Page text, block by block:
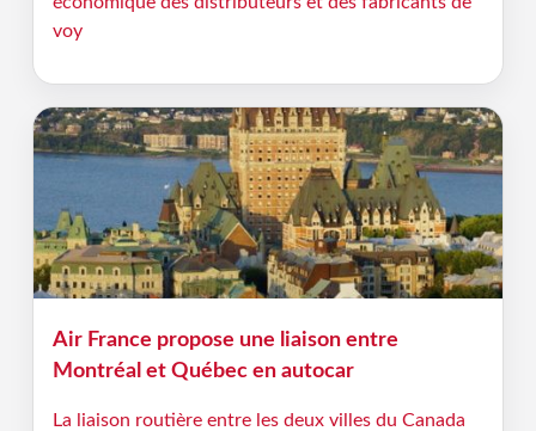
voy
Air France propose une liaison entre
Montréal et Québec en autocar
La liaison routière entre les deux villes du Canada